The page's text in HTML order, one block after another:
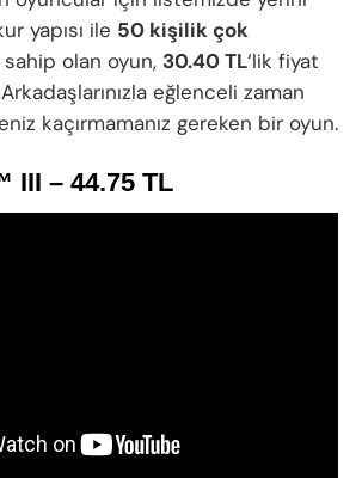
yapısı ile 50 kişilik çok
olan oyun, 30.40 TL‘lik fiyat
eğlenceli zaman
kaçırmamanız gereken bir oyun.
III – 44.75 TL